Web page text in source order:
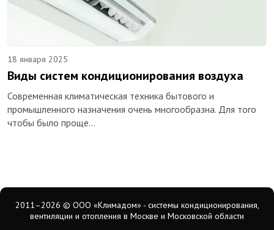
18 января 2025
Виды систем кондиционирования воздуха
Современная климатическая техника бытового и
промышленного назначения очень многообразна. Для того
чтобы было проще…
2011–2026 © ООО «Климадом» - системы кондиционирования,
вентиляции и отопления в Москве и Московской области